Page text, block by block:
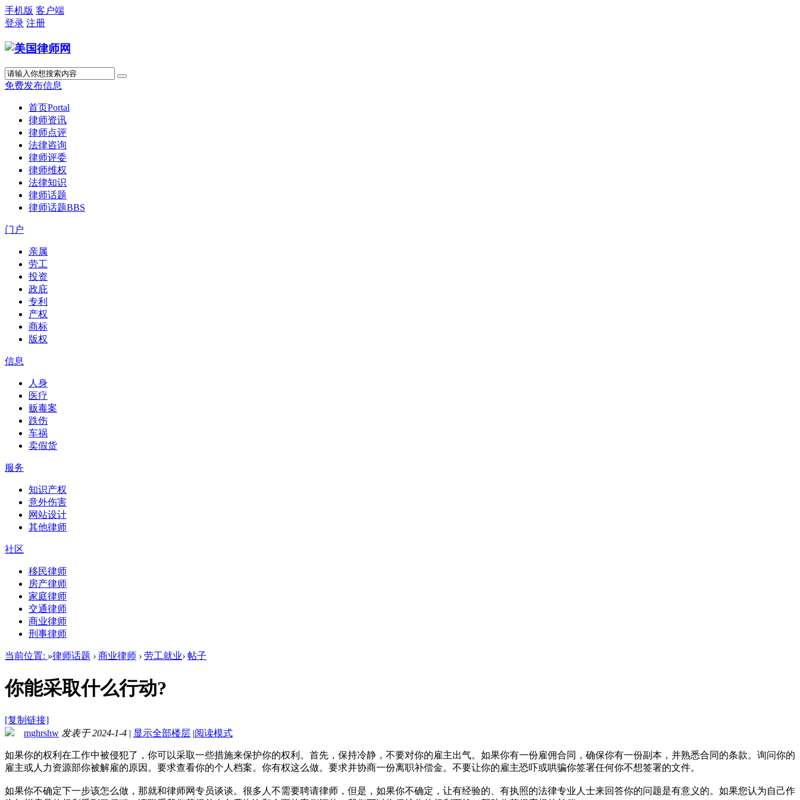
手机版 客户端
登录 注册
免费发布信息
首页Portal
律师资讯
律师点评
法律咨询
律师评委
律师维权
法律知识
律师话题
律师话题BBS
门户
亲属
劳工
投资
政庇
专利
产权
商标
版权
信息
人身
医疗
贩毒案
跌伤
车祸
卖假货
服务
知识产权
意外伤害
网站设计
其他律师
社区
移民律师
房产律师
家庭律师
交通律师
商业律师
刑事律师
当前位置: »律师话题 › 商业律师 › 劳工就业› 帖子
你能采取什么行动?
[复制链接]
mghrshw 发表于 2024-1-4 | 显示全部楼层 |阅读模式
如果你的权利在工作中被侵犯了，你可以采取一些措施来保护你的权利。首先，保持冷静，不要对你的雇主出气。如果你有一份雇佣合同，确保你有一份副本，并熟悉合同的条款。询问你的
雇主或人力资源部你被解雇的原因。要求查看你的个人档案。你有权这么做。要求并协商一份离职补偿金。不要让你的雇主恐吓或哄骗你签署任何你不想签署的文件。
如果你不确定下一步该怎么做，那就和律师网专员谈谈。很多人不需要聘请律师，但是，如果你不确定，让有经验的、有执照的法律专业人士来回答你的问题是有意义的。如果您认为自己作